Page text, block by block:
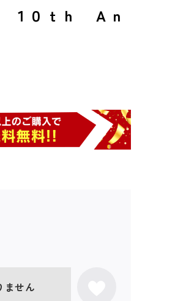
１０ｔｈ Ａｎ
ません